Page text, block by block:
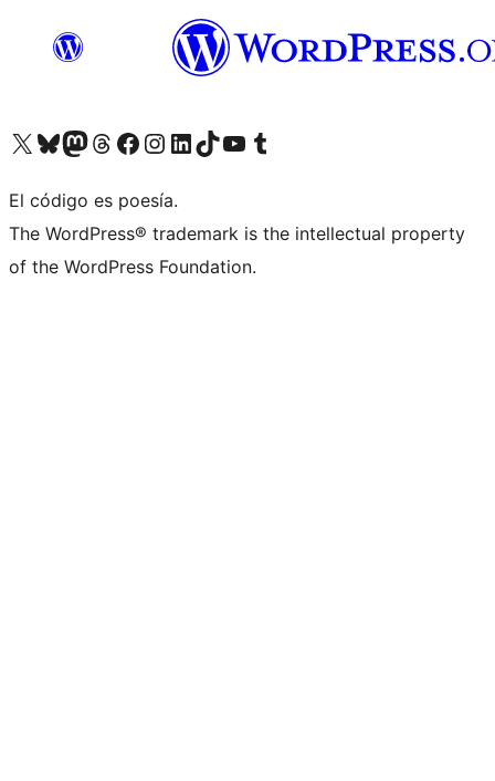
Visitá nuestra cuenta de X (anteriormente Twitter)
Visitá nuestra cuenta de Bluesky
Visitá nuestra cuenta de Mastodon
Visitá nuestra cuenta de Threads
Visitá nuestra página de Facebook
Visitá nuestra cuenta de Instagram
Visitá nuestra cuenta de LinkedIn
Visitá nuestra cuenta de TikTok
Visitá nuestro canal de YouTube
Visitá nuestra cuenta de Tumblr
El código es poesía.
The WordPress® trademark is the intellectual property
of the WordPress Foundation.